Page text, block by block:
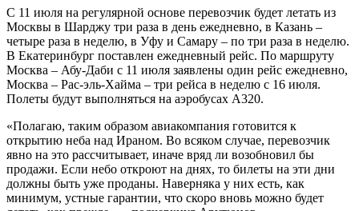
С 11 июля на регулярной основе перевозчик будет летать из
Москвы в Шарджу три раза в день ежедневно, в Казань –
четыре раза в неделю, в Уфу и Самару – по три раза в неделю.
В Екатеринбург поставлен ежедневный рейс. По маршруту
Москва – Абу-Даби с 11 июля заявлены один рейс ежедневно,
Москва – Рас-эль-Хайма – три рейса в неделю с 16 июля.
Полеты будут выполняться на аэробусах А320.
«Полагаю, таким образом авиакомпания готовится к
открытию неба над Ираном. Во всяком случае, перевозчик
явно на это рассчитывает, иначе вряд ли возобновил бы
продажи. Если небо откроют на днях, то билеты на эти дни
должны быть уже проданы. Наверняка у них есть, как
минимум, устные гарантии, что скоро вновь можно будет